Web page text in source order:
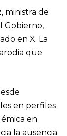
ministra de
Gobierno,
en X. La
que
en perfiles
en
la ausencia